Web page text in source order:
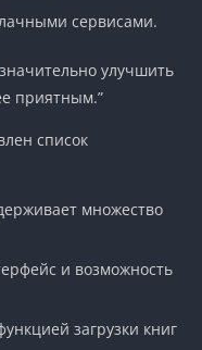
сервисами.
улучшить
приятным.”
список
множество
и возможность
загрузки книг